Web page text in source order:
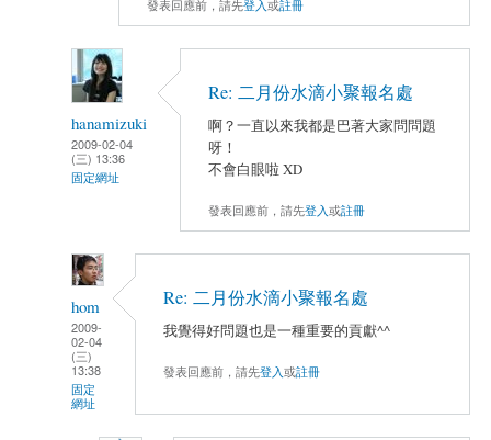
發表回應前，請先登入或註冊
hanamizuki
2009-02-04
(三) 13:36
固定網址
Re: 二月份水滴小聚報名處
啊？一直以來我都是巴著大家問問題
呀！
不會白眼啦 XD
發表回應前，請先登入或註冊
hom
2009-
02-04
(三)
13:38
固定
網址
Re: 二月份水滴小聚報名處
我覺得好問題也是一種重要的貢獻^^
發表回應前，請先登入或註冊